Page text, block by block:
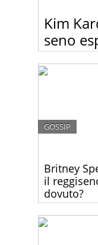
Kim
seno
è ancora
abiti che più
Britney
il
dovuto?
GOSSIP
Trawick, la
questa volta